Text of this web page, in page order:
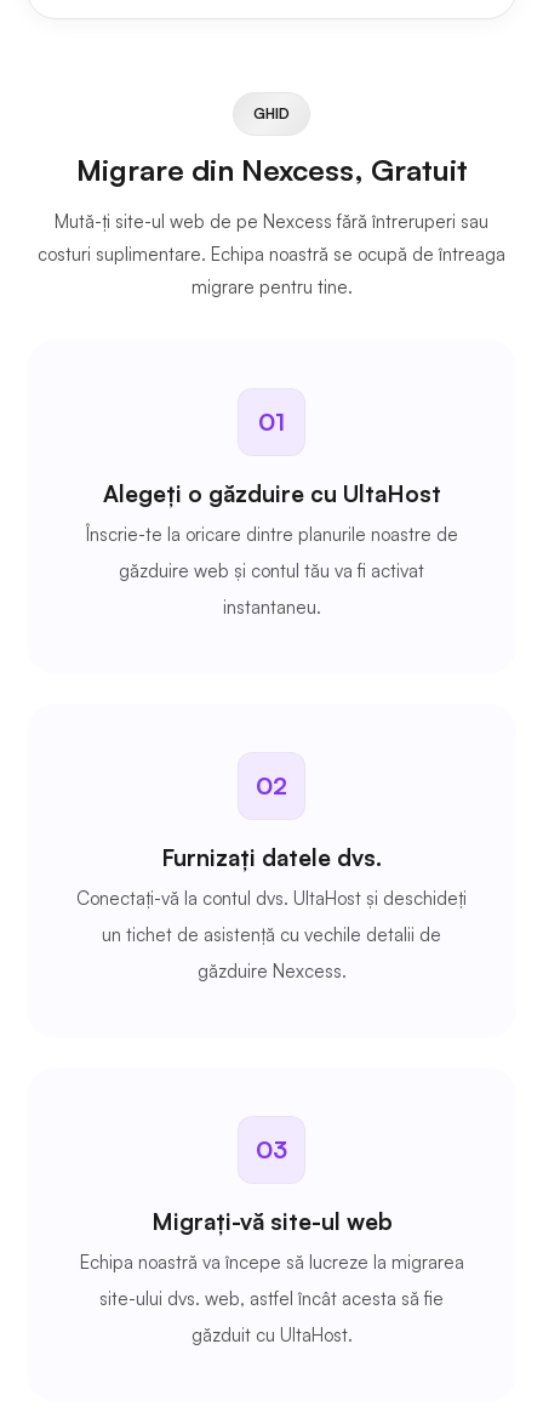
GHID
Migrare din Nexcess, Gratuit
Mută-ți site-ul web de pe Nexcess fără întreruperi sau
costuri suplimentare. Echipa noastră se ocupă de întreaga
migrare pentru tine.
01
Alegeți o găzduire cu UltaHost
Înscrie-te la oricare dintre planurile noastre de
găzduire web și contul tău va fi activat
instantaneu.
02
Furnizați datele dvs.
Conectați-vă la contul dvs. UltaHost și deschideți
un tichet de asistență cu vechile detalii de
găzduire Nexcess.
03
Migrați-vă site-ul web
Echipa noastră va începe să lucreze la migrarea
site-ului dvs. web, astfel încât acesta să fie
găzduit cu UltaHost.